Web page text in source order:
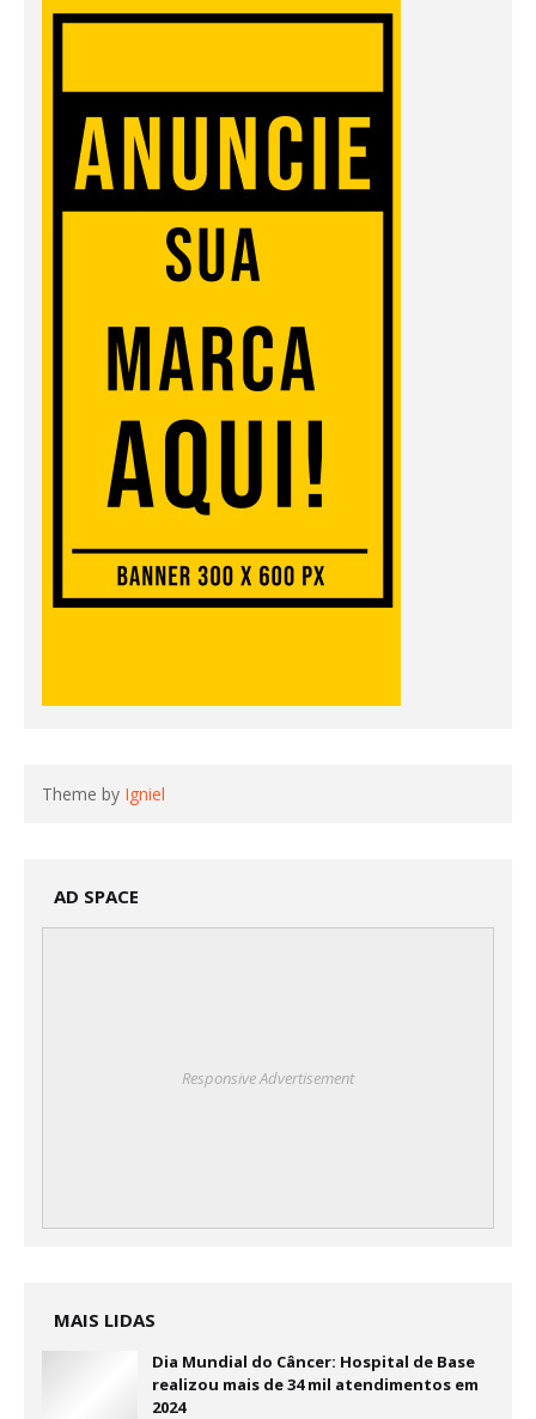
Theme by Igniel
AD SPACE
Responsive Advertisement
MAIS LIDAS
Dia Mundial do Câncer: Hospital de Base
realizou mais de 34 mil atendimentos em
2024